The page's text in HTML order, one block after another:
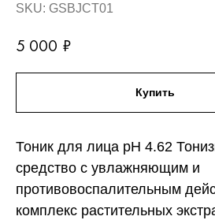
SKU: GSBJCT01
5 000 ₽
Купить
Тоник для лица pH 4.62
средство с увлажняющим и
противовоспалительным
комплекс растительных